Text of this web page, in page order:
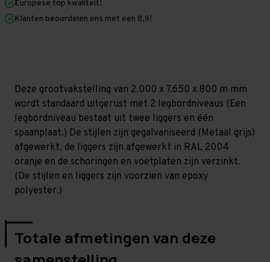
800
mm
800
mm
Europese top kwaliteit!
Klanten beoordelen ons met een 8,9!
Deze grootvakstelling van 2.000 x 7.650 x 800 m mm
wordt standaard uitgerust met 2 legbordniveaus (Een
legbordniveau bestaat uit twee liggers en één
spaanplaat.) De stijlen zijn gegalvaniseerd (Metaal grijs)
afgewerkt, de liggers zijn afgewerkt in RAL 2004
oranje en de schoringen en voetplaten zijn verzinkt.
(De stijlen en liggers zijn voorzien van epoxy
polyester.)
Totale afmetingen van deze